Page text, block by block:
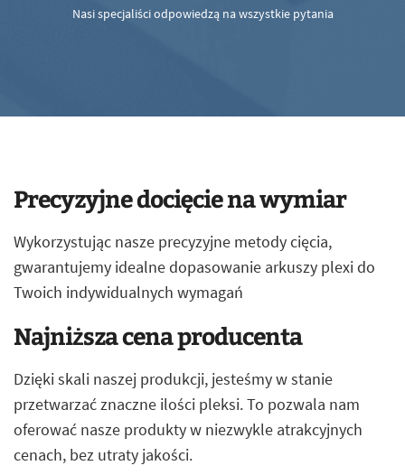
Nasi specjaliści odpowiedzą na wszystkie pytania
Precyzyjne docięcie na wymiar
Wykorzystując nasze precyzyjne metody cięcia,
gwarantujemy idealne dopasowanie arkuszy plexi do
Twoich indywidualnych wymagań
Najniższa cena producenta
Dzięki skali naszej produkcji, jesteśmy w stanie
przetwarzać znaczne ilości pleksi. To pozwala nam
oferować nasze produkty w niezwykle atrakcyjnych
cenach, bez utraty jakości.